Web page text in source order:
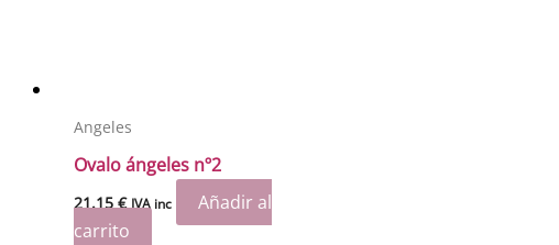
Angeles
Ovalo ángeles nº2
21.15€ IVA inc
Añadir al
carrito